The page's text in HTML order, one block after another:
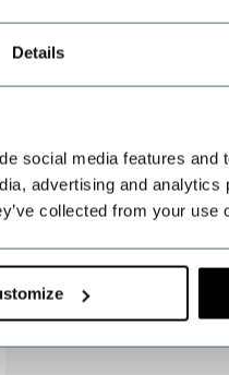
Details
social media features and
advertising and
collected from your use